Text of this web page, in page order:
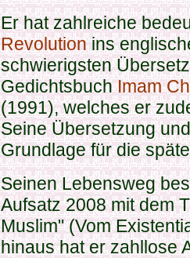
Er hat zahlreiche
Revolutionins
schwierigsten
GedichtsbuchImam
(1991), welches er
Seine Übersetzung
Grundlage für die
Seinen Lebensweg
Aufsatz 2008 mit dem
Muslim" (Vom
hinaus hat er zahllose